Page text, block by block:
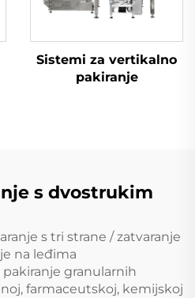
Sistemi za vertikalno
pakiranje
s dvostrukim
s tri strane / zatvaranje
na leđima
granularnih
farmaceutskoj, kemijskoj